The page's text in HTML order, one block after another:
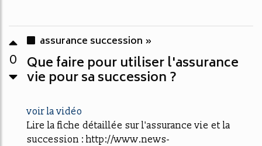
0
assurance succession »
Que faire pour utiliser l'assurance
vie pour sa succession ?
voir la vidéo
Lire la fiche détaillée sur l'assurance vie et la
succession : http://www.news-